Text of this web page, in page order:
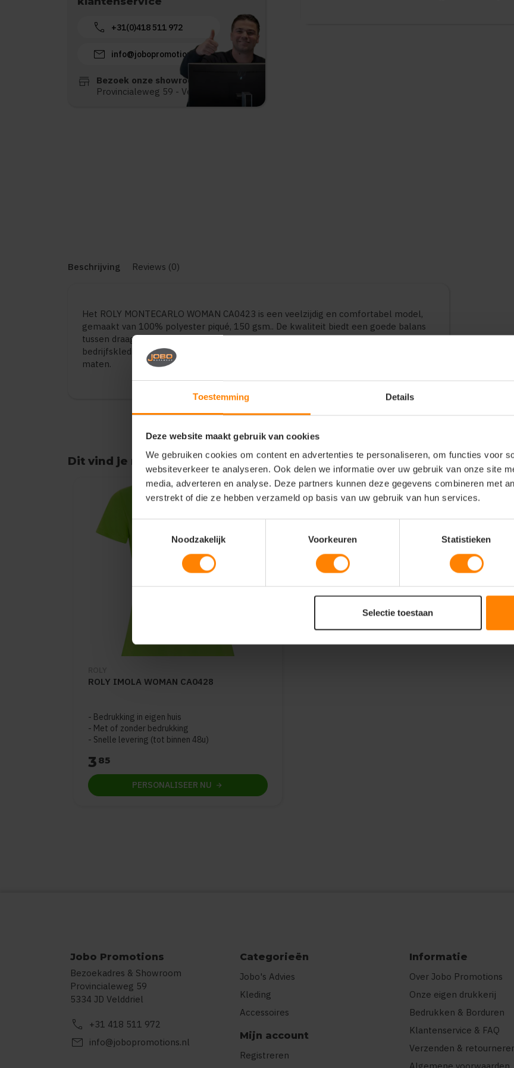
Toestemming Details
Deze website maakt gebruik van cookies
We gebruiken cookies om content en advertenties te personaliseren, om functies voor
websiteverkeer te analyseren. Ook delen we informatie over uw gebruik van onze site
media, adverteren en analyse. Deze partners kunnen deze gegevens combineren met
verstrekt of die ze hebben verzameld op basis van uw gebruik van hun services.
Noodzakelijk
Voorkeuren Statistieken
Selectie toestaan
call +31(0)418 511 972
mail info@jobopromotions.nl
store
Bezoek onze showroom:
Provincialeweg 59 - Velddriel
Beschrijving Reviews (0)
Het ROLY MONTECARLO WOMAN CA0423 is een veelzijdig en comfortabel model,
gemaakt van 100% polyester piqué, 150 gsm.. De kwaliteit biedt een goede balans
tussen draagcomfort en duurzaamheid. Geschikt voor dagelijks gebruik,
bedrijfskleding en promotionele toepassingen. Verkrijgbaar in diverse varianten en
maten.
Dit vind je misschien ook leuk
Items van productcarrousel
ROLY IMOLA WOMAN CA0428
Bedrukking in eigen huis
Met of zonder bedrukking
Snelle levering (tot binnen 48u)
3 85
PERSONALISEER NU
Jobo Promotions
Bezoekadres & Showroom
Provincialeweg 59
5334 JD Velddriel
call +31 418 511 972
mail info@jobopromotions.nl
Categorieën
Jobo's Advies
Kleding
Accessoires
Mijn account
Registreren
Informatie
Over Jobo Promotions
Onze eigen drukkerij
Bedrukken & Borduren
Klantenservice & FAQ
Verzenden &